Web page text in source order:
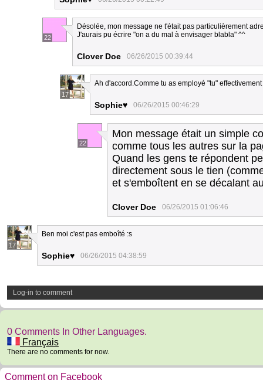
22
Désolée, mon message ne t'était pas particulièrement
J'aurais pu écrire "on a du mal à envisager blabla" ^^
Clover Doe 06/26/2015 00:39:44
17
Ah d'accord.Comme tu as employé "tu"
Sophie♥ 06/26/2015 00:46:29
22
Mon message était un simple
comme tous les autres sur la
Quand les gens te répondent
directement sous le tien
et s'emboîtent en se décalant
Clover Doe 06/26/2015 01:06:46
17
Ben moi c'est pas emboîté :s
Sophie♥ 06/26/2015 04:38:59
Log-in to comment
0 Comments In Other Languages.
Français
There are no comments for now.
Comment on Facebook